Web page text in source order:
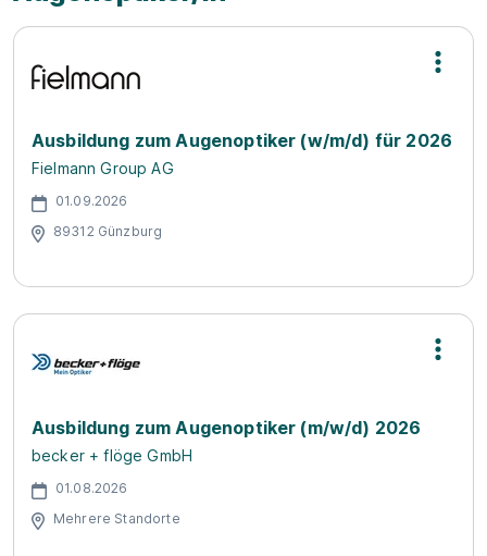
Ausbildung zum Augenoptiker (w/m/d) für 2026
Fielmann Group AG
01.09.2026
89312 Günzburg
Ausbildung zum Augenoptiker (m/w/d) 2026
becker + flöge GmbH
01.08.2026
Mehrere Standorte